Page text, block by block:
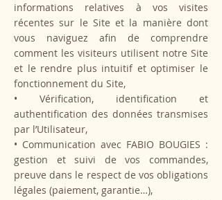
informations relatives à vos visites
récentes sur le Site et la manière dont
vous naviguez afin de comprendre
comment les visiteurs utilisent notre Site
et le rendre plus intuitif et optimiser le
fonctionnement du Site,
• Vérification, identification et
authentification des données transmises
par l’Utilisateur,
• Communication avec FABIO BOUGIES :
gestion et suivi de vos commandes,
preuve dans le respect de vos obligations
légales (paiement, garantie…),